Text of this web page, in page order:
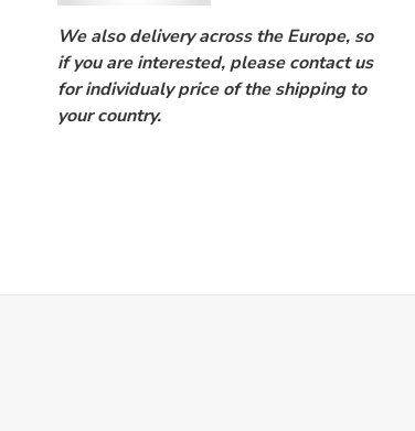
We also delivery across the Europe, so
if you are interested, please contact us
for individualy price of the shipping to
your country.